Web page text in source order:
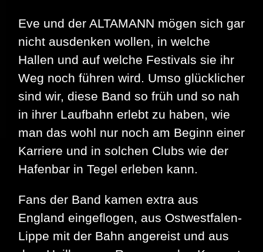
Eve und der ALTAMANN mögen sich gar
nicht ausdenken wollen, in welche
Hallen und auf welche Festivals sie ihr
Weg noch führen wird. Umso glücklicher
sind wir, diese Band so früh und so nah
in ihrer Laufbahn erlebt zu haben, wie
man das wohl nur noch am Beginn einer
Karriere und in solchen Clubs wie der
Hafenbar in Tegel erleben kann.
Fans der Band kamen extra aus
England eingeflogen, aus Ostwestfalen-
Lippe mit der Bahn angereist und aus